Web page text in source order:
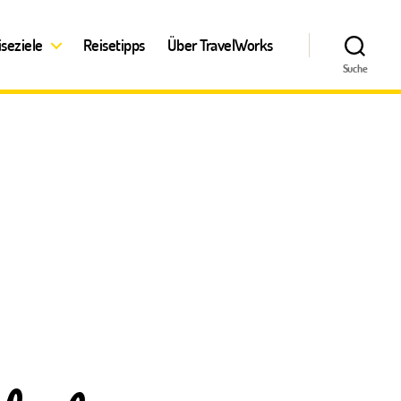
Reisetipps Über TravelWorks
Suche